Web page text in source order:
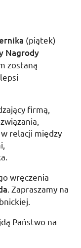
(piątek)
Nagrody
zostaną
firmą,
relacji między
wręczenia
. Zapraszamy na
Państwo na